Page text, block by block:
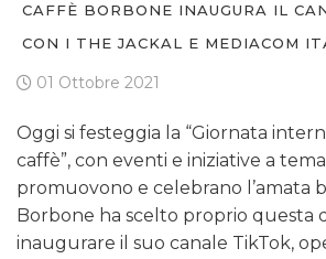
CAFFÈ BORBONE INAUGURA IL
CON I THE JACKAL E MEDIACOM
01 Ottobre 2021
Oggi si festeggia la “Giornata
caffè”, con eventi e iniziative a
promuovono e celebrano l’amata
Borbone ha scelto proprio questa
inaugurare il suo canale TikTok,